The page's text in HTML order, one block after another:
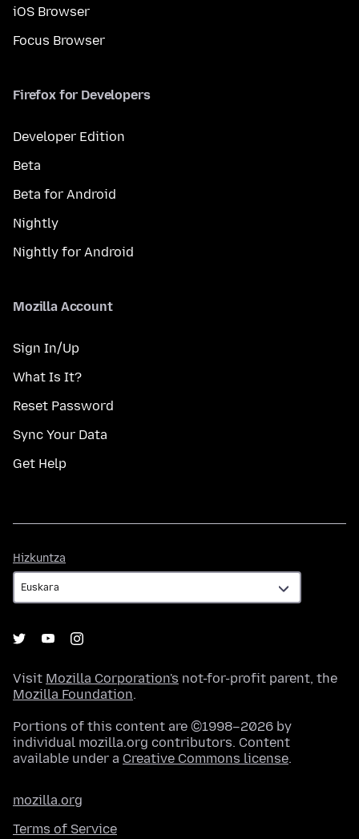
iOS Browser
Focus Browser
Firefox for Developers
Developer Edition
Beta
Beta for Android
Nightly
Nightly for Android
Mozilla Account
Sign In/Up
What Is It?
Reset Password
Sync Your Data
Get Help
Hizkuntza
Visit Mozilla Corporation's not-for-profit parent, the
Mozilla Foundation.
Portions of this content are ©1998–2026 by
individual mozilla.org contributors. Content
available under a Creative Commons license.
mozilla.org
Terms of Service